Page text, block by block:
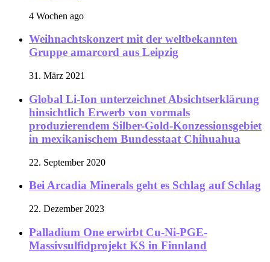
4 Wochen ago
Weihnachtskonzert mit der weltbekannten
Gruppe amarcord aus Leipzig
31. März 2021
Global Li-Ion unterzeichnet Absichtserklärung
hinsichtlich Erwerb von vormals
produzierendem Silber-Gold-Konzessionsgebiet
in mexikanischem Bundesstaat Chihuahua
22. September 2020
Bei Arcadia Minerals geht es Schlag auf Schlag
22. Dezember 2023
Palladium One erwirbt Cu-Ni-PGE-
Massivsulfidprojekt KS in Finnland